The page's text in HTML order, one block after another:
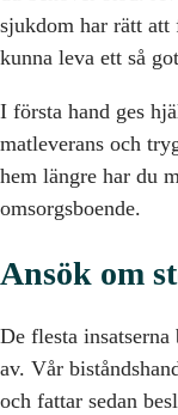
sjukdom har rätt
kunna leva ett så
I första hand ges
matleverans och
hem längre har du
omsorgsboende.
Ansök om
De flesta
av. Vår
och fattar sedan